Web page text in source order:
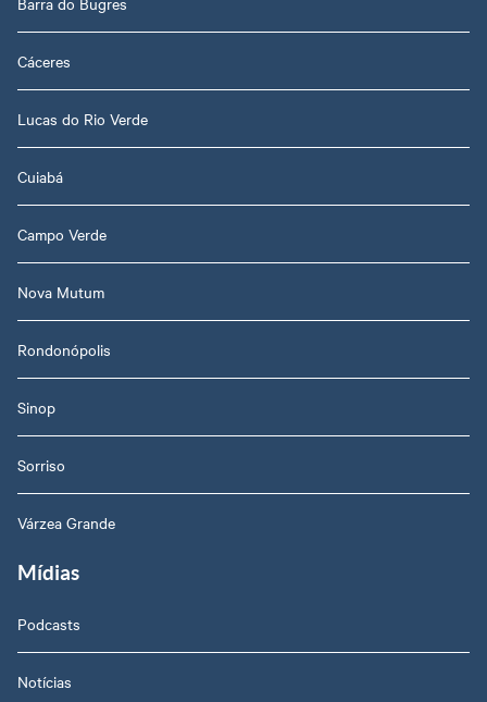
Cáceres
Lucas do Rio Verde
Cuiabá
Campo Verde
Nova Mutum
Rondonópolis
Sinop
Sorriso
Várzea Grande
Mídias
Podcasts
Notícias